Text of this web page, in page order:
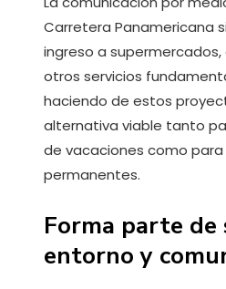
Carretera Panamericana
ingreso a supermercados,
otros servicios
haciendo de estos
alternativa viable tanto
de vacaciones como
permanentes.
Forma parte de
entorno y